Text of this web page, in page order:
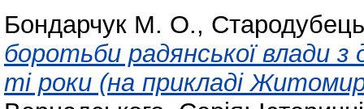
Бондарчук М. О.,
боротьби радянської влади
ті роки (на прикладі